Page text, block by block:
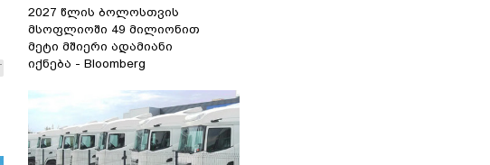
2027 წლის ბოლოსთვის
მსოფლიოში 49 მილიონით
მეტი მშიერი ადამიანი
იქნება - Bloomberg